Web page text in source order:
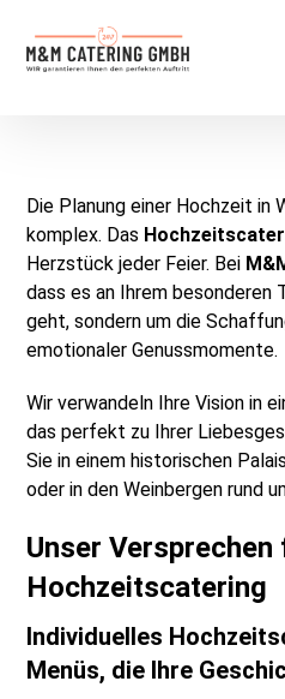
Die Planung einer Hochzeit in
komplex. Das
Herzstück jeder Feier. Bei
dass es an Ihrem besonderen
geht, sondern um die
emotionaler Genussmomente.
Wir verwandeln Ihre Vision in
das perfekt zu Ihrer
Sie in einem historischen
oder in den Weinbergen rund
Unser Versprechen
Hochzeitscatering
Individuelles
Menüs, die Ihre